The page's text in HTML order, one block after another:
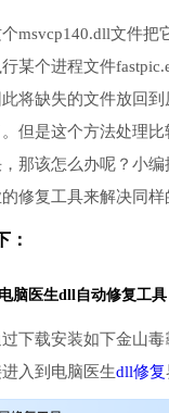
msvcp140.dll文件把
某个进程文件
将缺失的文件放回
但是这个方法处理比
那该怎么办呢？小
修复工具来解决同样
：
脑医生dll自动修复工具
下载安装如下金山
入到电脑医生dll修复